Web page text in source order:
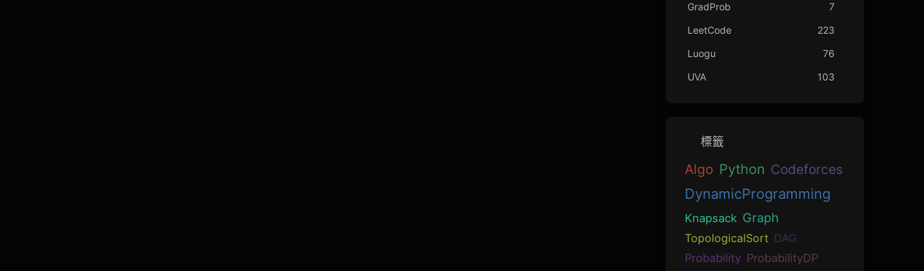
GradProb
7
LeetCode
223
Luogu
76
UVA
103
標籤
Algo Python Codeforces
DynamicProgramming
Knapsack Graph
TopologicalSort DAG
Probability ProbabilityDP